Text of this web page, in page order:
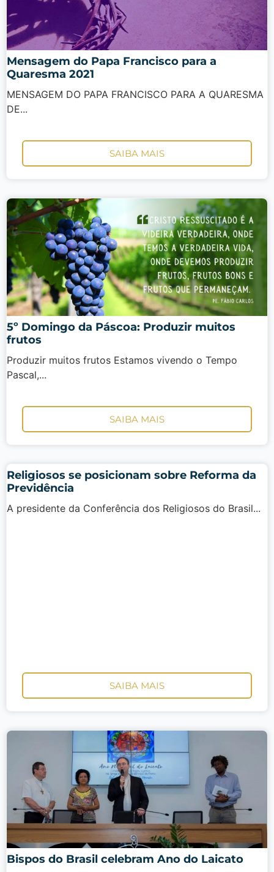
Mensagem do Papa Francisco para a
Quaresma 2021
MENSAGEM DO PAPA FRANCISCO PARA A QUARESMA
DE...
SAIBA MAIS
5º Domingo da Páscoa: Produzir muitos
frutos
Produzir muitos frutos Estamos vivendo o Tempo
Pascal,...
SAIBA MAIS
Religiosos se posicionam sobre Reforma da
Previdência
A presidente da Conferência dos Religiosos do Brasil...
SAIBA MAIS
Bispos do Brasil celebram Ano do Laicato